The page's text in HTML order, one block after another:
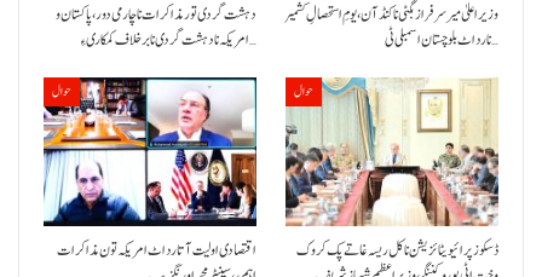
دہشت گردی تور مذاکرات نا چارمی دور،پاکستان و
امریکہ نا دہشت گردی نا برخلاف کمکاری ءِ…
وزیراعلیٰ میر سرفراز بگٹی نا کنڈ آن،یومِ استحصالِ کشمیر
نا رد اٹ بلوچستان اسمبلی ٹی…
حوال
اقتصادی اولیت آتا رد اٹ امریکہ تون مذاکرات
حوال
ڈسکوز پرائیویٹائزیشن نا کل ریسہ غاتے پک کروک